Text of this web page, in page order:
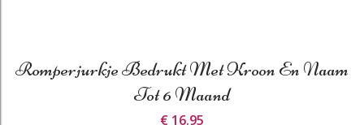
Romperjurkje Bedrukt Met Kroon En Naam
Tot 6 Maand
€ 16.95